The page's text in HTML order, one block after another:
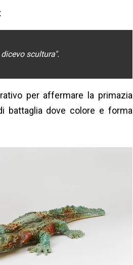
scultura".
per affermare la primazia
battaglia dove colore e forma